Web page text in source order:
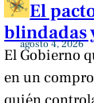
El
blindadas
agosto 4, 2026
El Gobierno
en un